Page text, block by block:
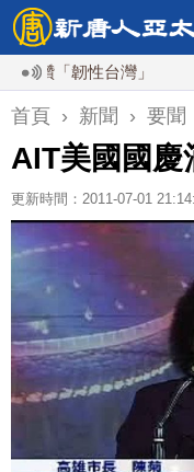
韌性台灣」 搞
首頁 › 新聞 › 要聞
AIT美國國慶
更新時間：2011-07-01